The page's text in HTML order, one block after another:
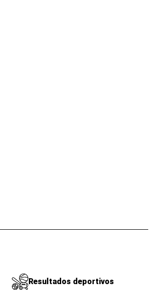
Resultados deportivos